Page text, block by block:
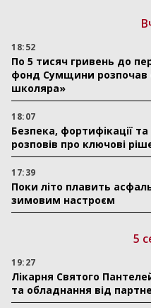
18:52
По 5 тисяч гривень до
фонд Сумщини розпочав
школяра»
18:07
Безпека, фортифікації
розповів про ключові
17:39
Поки літо плавить
зимовим настроєм
5
19:27
Лікарня Святого
та обладнання від